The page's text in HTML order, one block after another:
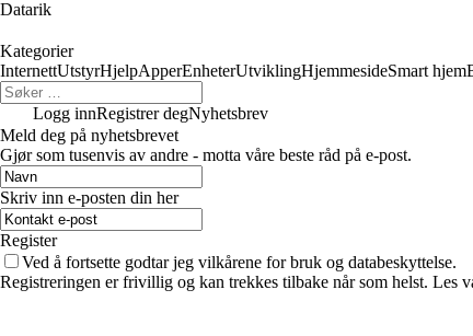
Datarik
Kategorier
InternettUtstyrHjelpApperEnheterUtviklingHjemmesideSmart hjem
Logg innRegistrer degNyhetsbrev
Meld deg på nyhetsbrevet
Gjør som tusenvis av andre - motta våre beste råd på e-post.
Skriv inn e-posten din her
Register
Ved å fortsette godtar jeg vilkårene for bruk og databeskyttelse.
Registreringen er frivillig og kan trekkes tilbake når som helst. Les